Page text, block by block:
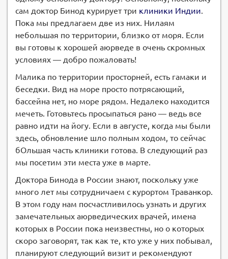
сам доктор Бинод курирует три клиники Индии.
Пока мы предлагаем две из них. Нилаям
небольшая по территории, близко от моря. Если
вы готовы к хорошей аюрведе в очень скромных
условиях — добро пожаловать!
Малика по территории просторней, есть гамаки и
беседки. Вид на море просто потрясающий,
бассейна нет, но море рядом. Недалеко находится
мечеть. Готовьтесь просыпаться рано — ведь все
равно идти на йогу. Если в августе, когда мы были
здесь, обновление шло полным ходом, то сейчас
бОльшая часть клиники готова. В следующий раз
мы посетим эти места уже в марте.
Доктора Бинода в России знают, поскольку уже
много лет мы сотрудничаем с курортом Траванкор.
В этом году нам посчастливилось узнать и других
замечательных аюрведических врачей, имена
которых в России пока неизвестны, но о которых
скоро заговорят, так как те, кто уже у них побывал,
планируют следующий визит и рекомендуют